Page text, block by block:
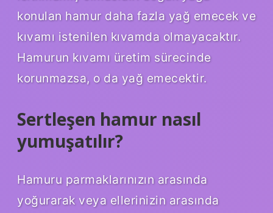
konulan hamur daha fazla yağ emecek ve
kıvamı istenilen kıvamda olmayacaktır.
Hamurun kıvamı üretim sürecinde
korunmazsa, o da yağ emecektir.
Sertleşen hamur nasıl
yumuşatılır?
Hamuru parmaklarınızın arasında
yoğurarak veya ellerinizin arasında